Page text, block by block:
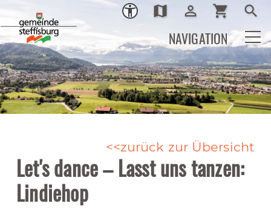
Ortsplan
map Login
person_outline shopping_cart search
NAVIGATION
zurück zur Übersicht
Let's dance – Lasst uns tanzen:
Lindiehop